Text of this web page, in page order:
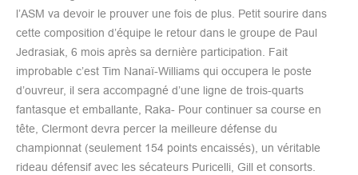
l’ASM va devoir le prouver une fois de plus. Petit sourire dans
cette composition d’équipe le retour dans le groupe de Paul
Jedrasiak, 6 mois après sa dernière participation. Fait
improbable c’est Tim Nanaï-Williams qui occupera le poste
d’ouvreur, il sera accompagné d’une ligne de trois-quarts
fantasque et emballante, Raka- Pour continuer sa course en
tête, Clermont devra percer la meilleure défense du
championnat (seulement 154 points encaissés), un véritable
rideau défensif avec les sécateurs Puricelli, Gill et consorts.